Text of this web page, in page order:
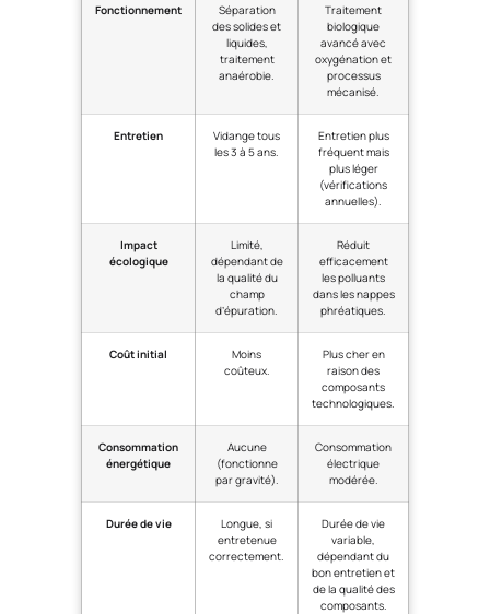
Fonctionnement
Séparation
des solides et
liquides,
traitement
anaérobie.
Traitement
biologique
avancé avec
oxygénation et
processus
mécanisé.
Entretien
Vidange tous
les 3 à 5 ans.
Entretien plus
fréquent mais
plus léger
(vérifications
annuelles).
Impact
écologique
Limité,
dépendant de
la qualité du
champ
d’épuration.
Réduit
efficacement
les polluants
dans les nappes
phréatiques.
Coût initial
Moins
coûteux.
Plus cher en
raison des
composants
technologiques.
Consommation
énergétique
Aucune
(fonctionne
par gravité).
Consommation
électrique
modérée.
Durée de vie
Longue, si
entretenue
correctement.
Durée de vie
variable,
dépendant du
bon entretien et
de la qualité des
composants.